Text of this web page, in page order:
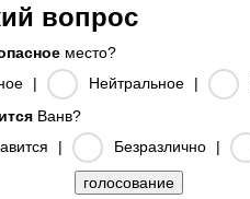
вопрос
место?
| Нейтральное |
Ванв?
| Безразлично |